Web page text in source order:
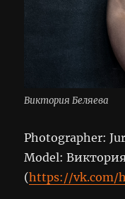
Виктория Беляева
Photographer:
Model:
(https://vk.com/